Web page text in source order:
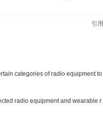
引用
categories of radio equipment to
radio equipment and wearable r